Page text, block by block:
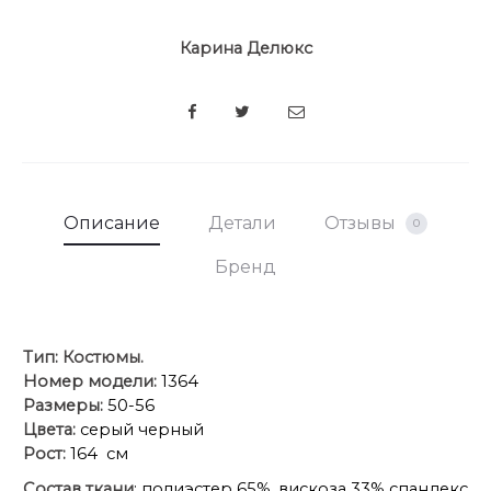
Карина Делюкс
SHARE
Описание Детали Отзывы 0
Бренд
Тип: Костюмы.
Номер модели: 1364
Размеры: 50-56
Цвета: серый черный
Рост: 164 см